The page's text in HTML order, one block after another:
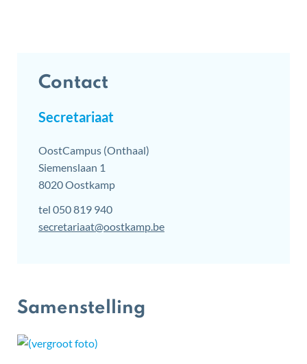
Contact
Secretariaat
Adres
OostCampus (Onthaal)
Siemenslaan 1
,8020Oostkamp
tel 050 819 940
E-
secretariaat@oostkamp.be
Samenstelling